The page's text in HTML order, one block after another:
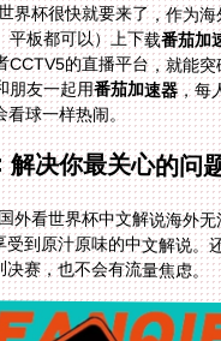
界杯很快就要来了，作为
平板都可以）上下载番茄加
CCTV5的直播平台，就能突
朋友一起用番茄加速器，每
看球一样热闹。
解决你最关心的问
外看世界杯中文解说海外
受到原汁原味的中文解说。
决赛，也不会有流量焦虑。